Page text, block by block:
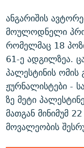
ანგარიშის
მოულოდნელი
რომელმაც 18
61-ე ადგილზეა.
პალესტინის
ჟურნალისტები -
ზე მეტი
მათგან მინიმუმ
მოვალეობის